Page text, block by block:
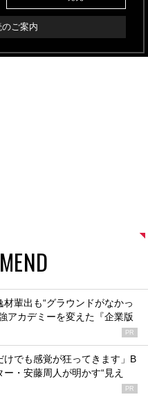
ご案内
材輩出も“グラウンドがなかっ
アカデミーを変えた『企業版
PR
けでも感覚が狂ってきます」B
・安藤周人が明かす“見え
PR